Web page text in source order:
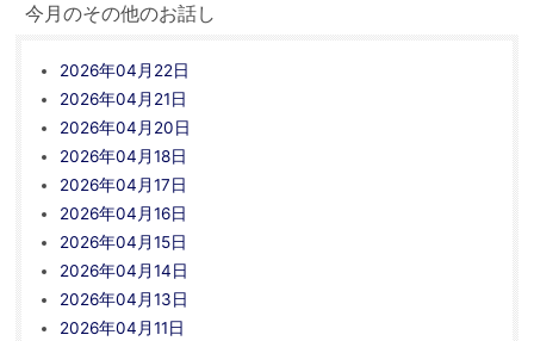
今月のその他のお話し
2026年04月22日
2026年04月21日
2026年04月20日
2026年04月18日
2026年04月17日
2026年04月16日
2026年04月15日
2026年04月14日
2026年04月13日
2026年04月11日